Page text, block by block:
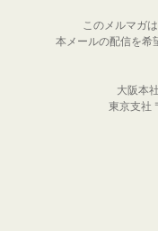
このメルマガ
本メールの配信を希
大阪本
東京支社